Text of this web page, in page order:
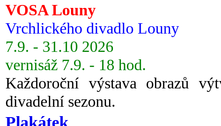
VOSA Louny
Vrchlického divadlo Louny
7.9. - 31.10 2026
vernisáž 7.9. - 18 hod.
Každoroční výstava obrazů
divadelní sezonu.
Plakátek